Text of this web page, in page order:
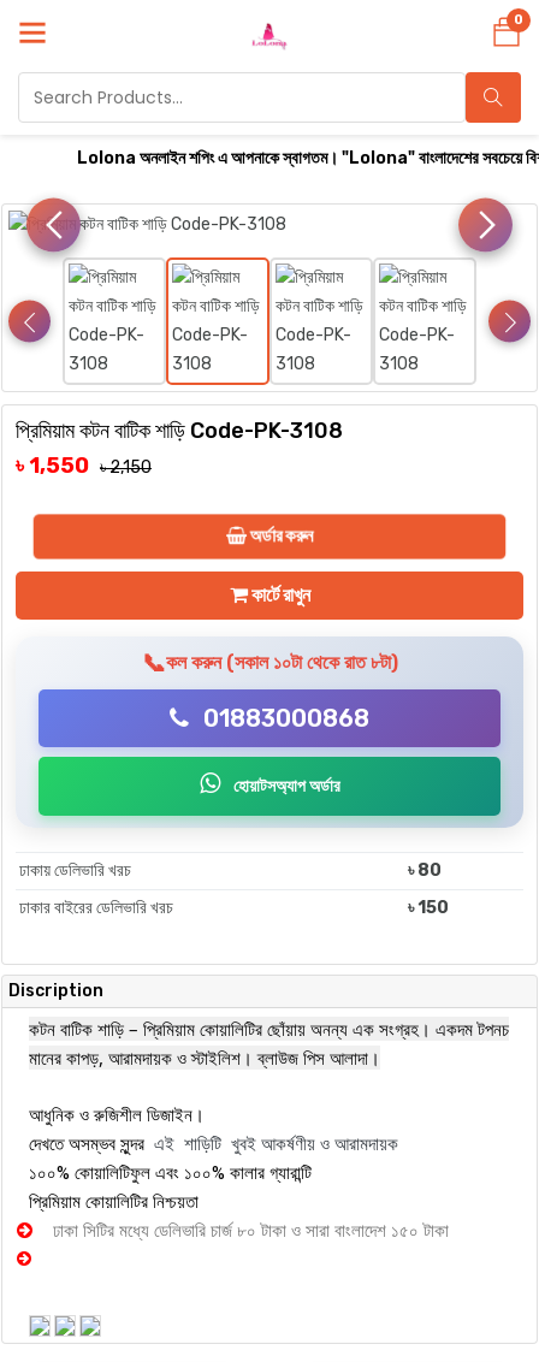
Lolona অনলাইন শপিং এ আপনাকে স্বাগতম। "Lolona" বাংলাদেশের সবচেয়ে বিশ্বস্ত
0
প্রিমিয়াম কটন বাটিক শাড়ি Code-PK-3108
৳ 1,550 ৳ 2,150
অর্ডার করুন
কার্টে রাখুন
📞কল করুন (সকাল ১০টা থেকে রাত ৮টা)
01883000868
হোয়াটসঅ্যাপ অর্ডার
ঢাকায় ডেলিভারি খরচ
৳ 80
ঢাকার বাইরের ডেলিভারি খরচ
৳ 150
Discription
কটন বাটিক শাড়ি – প্রিমিয়াম কোয়ালিটির ছোঁয়ায় অনন্য এক সংগ্রহ। একদম টপনচ
মানের কাপড়, আরামদায়ক ও স্টাইলিশ। ব্লাউজ পিস আলাদা।
আধুনিক ও রুজিশীল ডিজাইন।
দেখতে অসম্ভব সুন্দর এই শাড়িটি খুবই আকর্ষণীয় ও আরামদায়ক
১০০% কোয়ালিটিফুল এবং ১০০% কালার গ্যারান্টি
প্রিমিয়াম কোয়ালিটির নিশ্চয়তা
ঢাকা সিটির মধ্যে ডেলিভারি চার্জ ৮০ টাকা ও সারা বাংলাদেশ ১৫০ টাকা